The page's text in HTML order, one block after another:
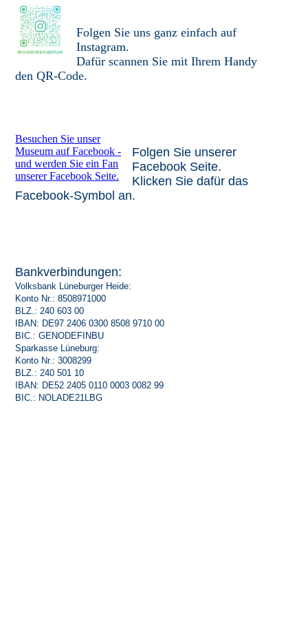
Folgen Sie uns ganz einfach auf
Instagram.
Dafür scannen Sie mit Ihrem Handy
den QR-Code.
Besuchen Sie unser
Museum auf Facebook -
und werden Sie ein Fan
unserer Facebook Seite.
Folgen Sie unserer
Facebook Seite.
Klicken Sie dafür das
Facebook-Symbol an.
Bankverbindungen:
Volksbank Lüneburger Heide:
Konto Nr.: 8508971000
BLZ.: 240 603 00
IBAN: DE97 2406 0300 8508 9710 00
BIC.: GENODEFINBU
Sparkasse Lüneburg:
Konto Nr.: 3008299
BLZ.: 240 501 10
IBAN: DE52 2405 0110 0003 0082 99
BIC.: NOLADE21LBG